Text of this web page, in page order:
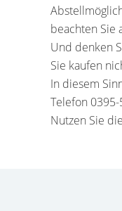
beachten Sie
Und denken
Sie kaufen
In diesem
Telefon
Nutzen Sie